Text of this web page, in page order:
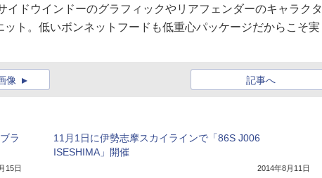
ドウインドーのグラフィックやリアフェンダーのキャラクタ
ト。低いボンネットフードも低重心パッケージだからこそ実
記事へ
像
ラ
15日
11月1日に伊勢志摩スカイラインで「86S J006
ISESHIMA」開催
2014年8月11日